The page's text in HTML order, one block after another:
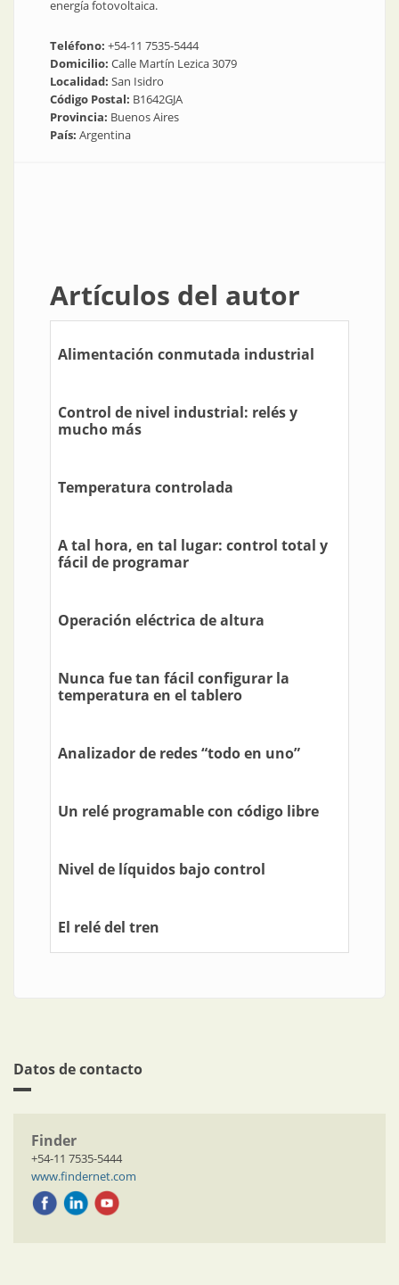
energía fotovoltaica.
Teléfono: +54-11 7535-5444
Domicilio: Calle Martín Lezica 3079
Localidad: San Isidro
Código Postal: B1642GJA
Provincia: Buenos Aires
País: Argentina
Artículos del autor
Alimentación conmutada industrial
Control de nivel industrial: relés y
mucho más
Temperatura controlada
A tal hora, en tal lugar: control total y
fácil de programar
Operación eléctrica de altura
Nunca fue tan fácil configurar la
temperatura en el tablero
Analizador de redes “todo en uno”
Un relé programable con código libre
Nivel de líquidos bajo control
El relé del tren
Datos de contacto
Finder
+54-11 7535-5444
www.findernet.com